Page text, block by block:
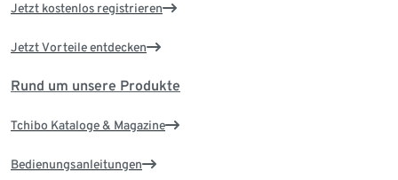
Jetzt kostenlos registrieren
Jetzt Vorteile entdecken
Rund um unsere Produkte
Tchibo Kataloge & Magazine
Bedienungsanleitungen